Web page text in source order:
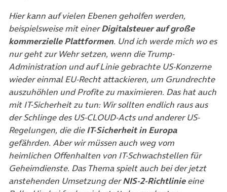
Hier kann auf vielen Ebenen geholfen werden,
beispielsweise mit einerDigitalsteuer auf große
kommerzielle Plattformen. Und ich werde mich wo es
nur geht zur Wehr setzen, wenn die Trump-
Administration und auf Linie gebrachte US-Konzerne
wieder einmal EU-Recht attackieren, um Grundrechte
auszuhöhlen und Profite zu maximieren. Das hat auch
mit IT-Sicherheit zu tun: Wir sollten endlich raus aus
der Schlinge des US-CLOUD-Acts und anderer US-
Regelungen, die dieIT-Sicherheit in Europa
gefährden. Aber wir müssen auch weg vom
heimlichen Offenhalten von IT-Schwachstellen für
Geheimdienste. Das Thema spielt auch bei der jetzt
anstehenden Umsetzung derNIS-2-Richtlinieeine